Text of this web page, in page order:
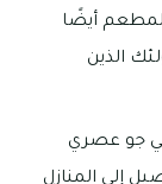
أيضًا
الذين
في جو عصري
إلى المنازل